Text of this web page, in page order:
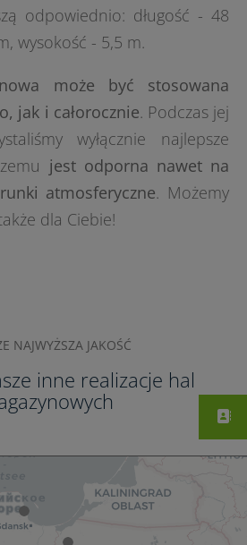
odpowiednio: długość - 48
wysokość - 5,5 m.
może być stosowana
jak i całorocznie. Podczas jej
wyłącznie najlepsze
jest odporna nawet na
atmosferyczne. Możemy
dla Ciebie!
NAJWYŻSZA JAKOŚĆ
inne realizacje hal